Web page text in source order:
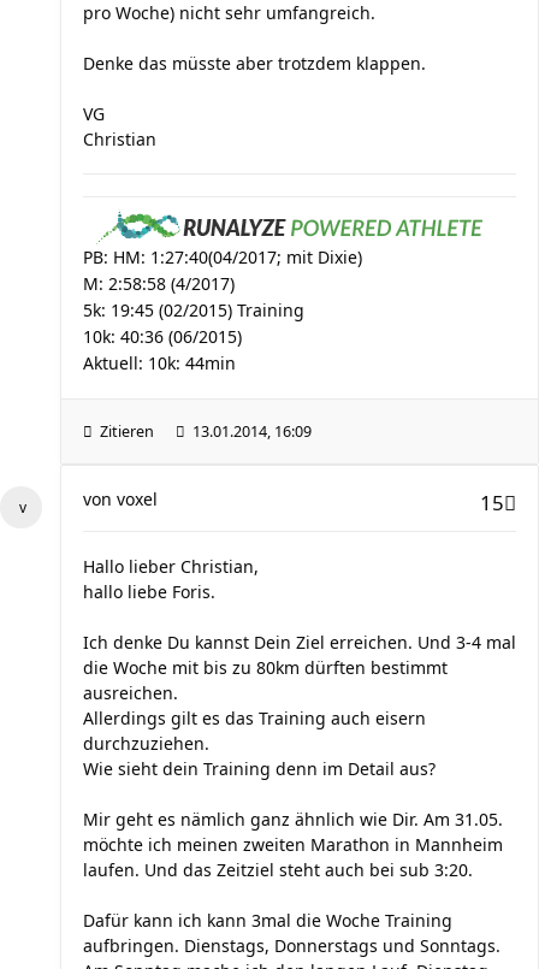
pro Woche) nicht sehr umfangreich.
Denke das müsste aber trotzdem klappen.
VG
Christian
PB: HM: 1:27:40(04/2017; mit Dixie)
M: 2:58:58 (4/2017)
5k: 19:45 (02/2015) Training
10k: 40:36 (06/2015)
Aktuell: 10k: 44min
Zitieren 13.01.2014, 16:09
15
von voxel
Hallo lieber Christian,
hallo liebe Foris.
Ich denke Du kannst Dein Ziel erreichen. Und 3-4 mal
die Woche mit bis zu 80km dürften bestimmt
ausreichen.
Allerdings gilt es das Training auch eisern
durchzuziehen.
Wie sieht dein Training denn im Detail aus?
Mir geht es nämlich ganz ähnlich wie Dir. Am 31.05.
möchte ich meinen zweiten Marathon in Mannheim
laufen. Und das Zeitziel steht auch bei sub 3:20.
Dafür kann ich kann 3mal die Woche Training
aufbringen. Dienstags, Donnerstags und Sonntags.